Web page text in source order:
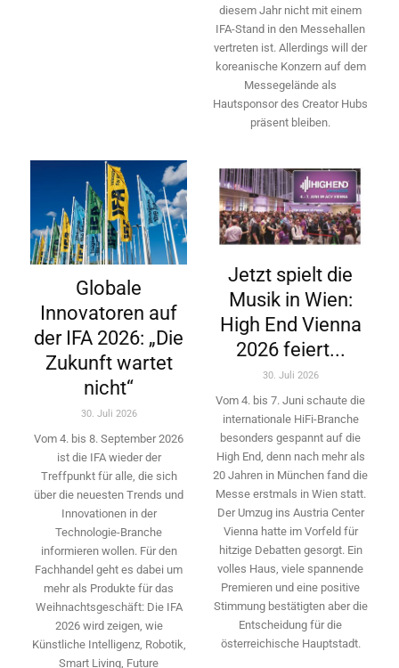
diesem Jahr nicht mit einem
IFA-Stand in den Messehallen
vertreten ist. Allerdings will ­der
koreanische Konzern auf dem
Messegelände als
Hautsponsor des Creator Hubs
präsent bleiben.
Globale
Innovatoren auf
der IFA 2026: „Die
Zukunft wartet
nicht“
30. Juli 2026
Vom 4. bis 8. September 2026
ist die IFA wieder der
Treffpunkt für alle, die sich
über die neuesten Trends und
Innovationen in der
Technologie-­Branche
informieren wollen. Für den
Fachhandel geht es dabei um
mehr als Produkte für das
Weihnachtsgeschäft: Die IFA
2026 wird ­zeigen, wie
Künstliche Intelligenz, Robotik,
Smart Living, Future
Jetzt spielt die
Musik in Wien:
High End Vienna
2026 feiert...
30. Juli 2026
Vom 4. bis 7. Juni schaute die
internationale HiFi-Branche
besonders gespannt auf die
High End, denn nach mehr als
20 Jahren in München fand die
Messe erstmals in Wien statt.
Der Umzug ins Austria Center
Vienna hatte im Vorfeld für
hitzige Debatten gesorgt. Ein
volles Haus, viele spannende
Premieren und eine positive
Stimmung bestätigten aber die
Entscheidung für die
österreichische Hauptstadt.